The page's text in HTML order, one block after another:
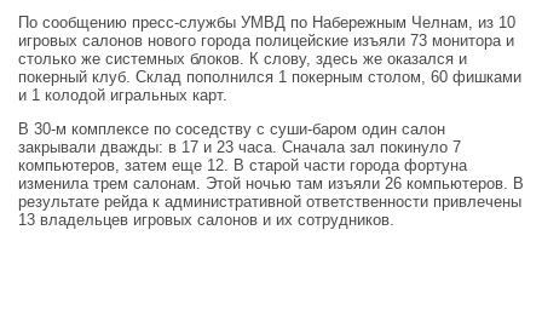
По сообщению пресс-службы УМВД по Набережным Челнам, из 10
игровых салонов нового города полицейские изъяли 73 монитора и
столько же системных блоков. К слову, здесь же оказался и
покерный клуб. Склад пополнился 1 покерным столом, 60 фишками
и 1 колодой игральных карт.
В 30-м комплексе по соседству с суши-баром один салон
закрывали дважды: в 17 и 23 часа. Сначала зал покинуло 7
компьютеров, затем еще 12. В старой части города фортуна
изменила трем салонам. Этой ночью там изъяли 26 компьютеров. В
результате рейда к административной ответственности привлечены
13 владельцев игровых салонов и их сотрудников.